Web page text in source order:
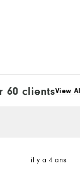
60 clientsView All
il y a 4 ans